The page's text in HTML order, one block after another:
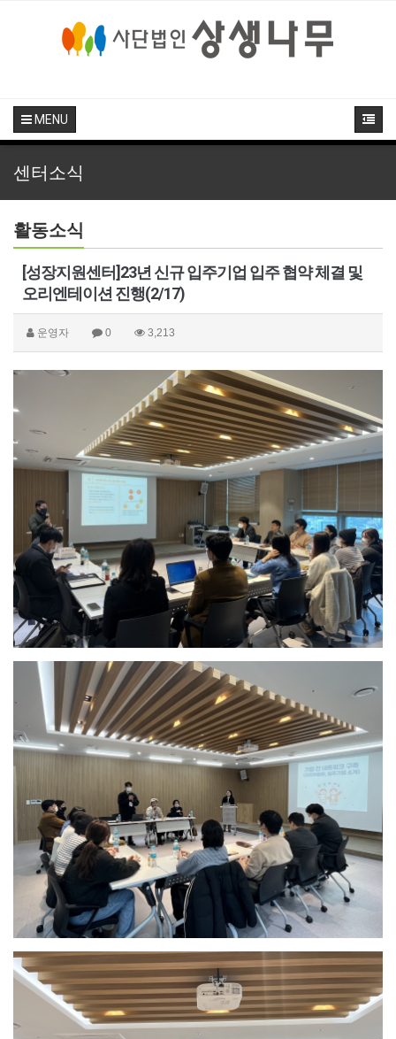
MENU
센터소식
활동소식
[성장지원센터]23년 신규 입주기업 입주 협약 체결 및
오리엔테이션 진행(2/17)
운영자 0 3,213